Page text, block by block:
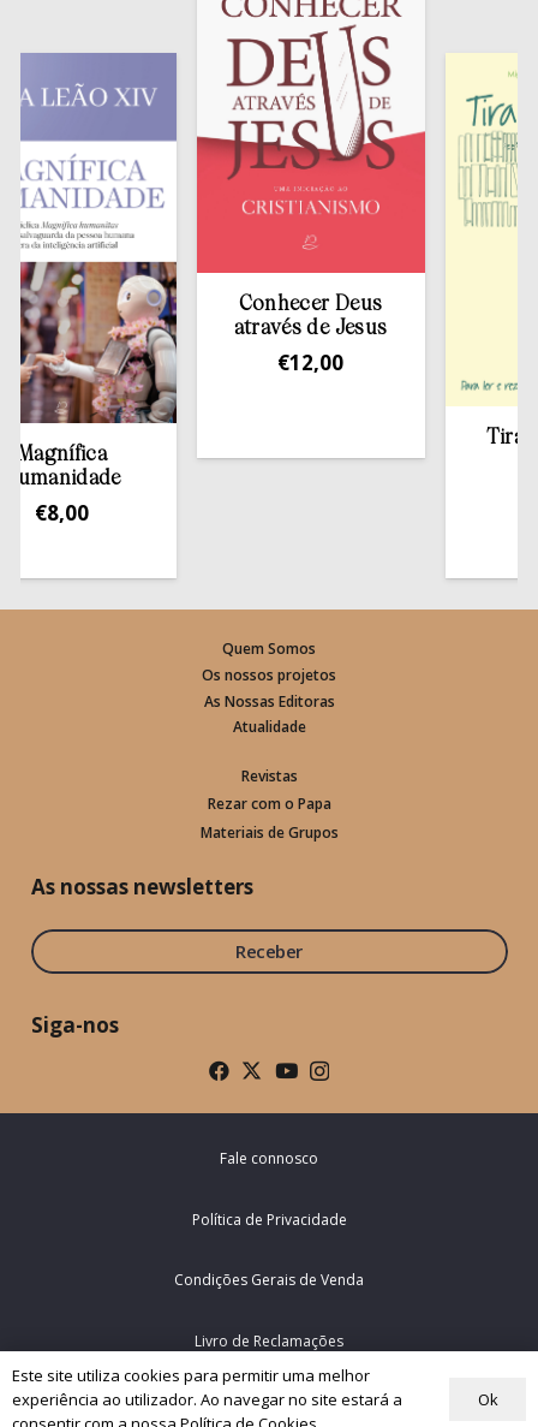
8,00
Conhecer Deus
através de Jesus
12,00
Tirar a
Quem Somos
Os nossos projetos
As Nossas Editoras
Atualidade
Revistas
Rezar com o Papa
Materiais de Grupos
As nossas newsletters
Receber
Siga-nos
© Rede Mundial da Oração do Papa – Portugal 2026
Fale connosco
Política de Privacidade
Condições Gerais de Venda
Livro de Reclamações
Este site utiliza cookies para permitir uma melhor
experiência ao utilizador. Ao navegar no site estará a
Ok